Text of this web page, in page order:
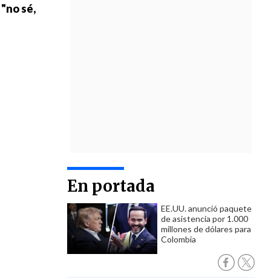
En portada
EE.UU. anunció paquete
de asistencia por 1.000
millones de dólares para
Colombia
"no sé,